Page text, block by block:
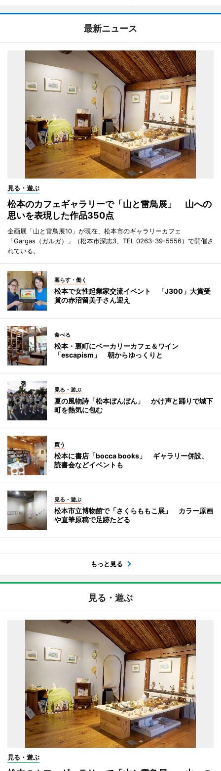
最新ニュース
見る・遊ぶ
松本のカフェギャラリーで「山と雷鳥展」 山への
思いを表現した作品350点
企画展「山と雷鳥展10」が現在、松本市のギャラリーカフェ
「Gargas（ガルガ）」（松本市深志3、TEL 0263-39-5556）で開催さ
れている。
暮らす・働く
松本で女性起業家交流イベント 「J300」大賞受
賞の赤沼留美子さん迎え
食べる
松本・裏町にベーカリーカフェ＆ワイン
「escapism」 朝からゆっくりと
見る・遊ぶ
夏の風物詩「松本ぼんぼん」 かけ声と踊りで城下
町を熱気に包む
買う
松本に書店「bocca books」 ギャラリー併設、
読書会などイベントも
見る・遊ぶ
松本市立博物館で「さくらももこ展」 カラー原画
や直筆原稿で足跡たどる
もっと見る
見る・遊ぶ
見る・遊ぶ